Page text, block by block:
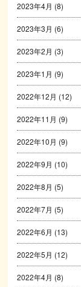
2023年4月 (8)
2023年3月 (6)
2023年2月 (3)
2023年1月 (9)
2022年12月 (12)
2022年11月 (9)
2022年10月 (9)
2022年9月 (10)
2022年8月 (5)
2022年7月 (5)
2022年6月 (13)
2022年5月 (12)
2022年4月 (8)